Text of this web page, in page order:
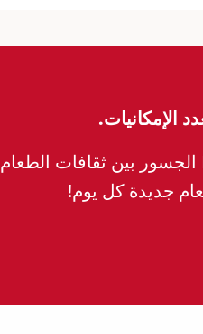
الإمكانيات.
يبني LibaBröd الجسور بين ثقافات الطعام
جديدة كل يوم!